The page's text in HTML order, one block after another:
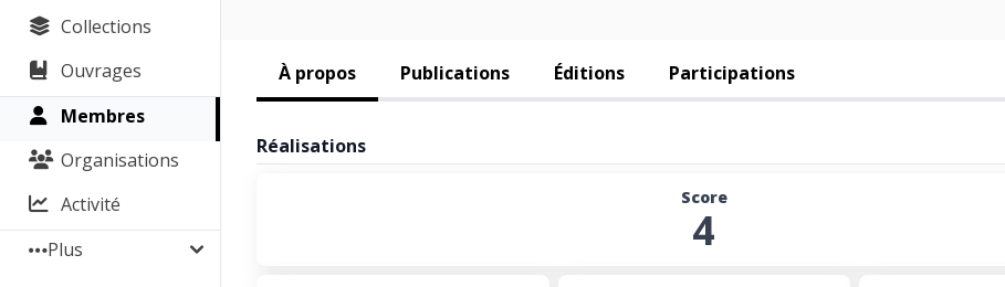
Collections
Ouvrages
Membres
Organisations
Activité
Plus
À propos Publications Éditions Participations
Réalisations
Score
4